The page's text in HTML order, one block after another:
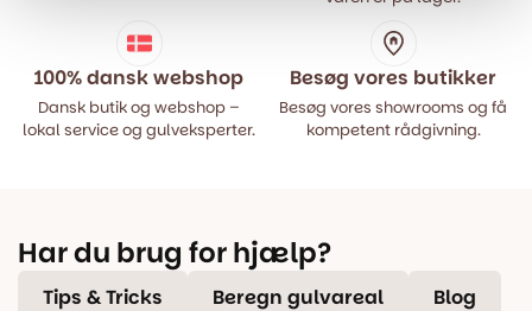
100% dansk webshop
Dansk butik og webshop –
lokal service og gulveksperter.
Besøg vores butikker
Besøg vores showrooms og få
kompetent rådgivning.
Har du brug for hjælp?
Tips & Tricks Beregn gulvareal Blog